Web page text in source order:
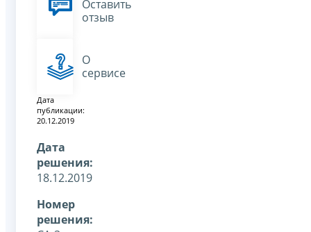
Оставить
отзыв
О
сервисе
Дата
публикации:
20.12.2019
Дата
решения:
18.12.2019
Номер
решения: